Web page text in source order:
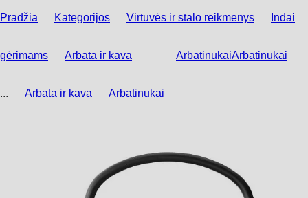
Pradžia Kategorijos Virtuvės ir stalo reikmenys Indai
gėrimams Arbata ir kava ArbatinukaiArbatinukai
... Arbata ir kava Arbatinukai